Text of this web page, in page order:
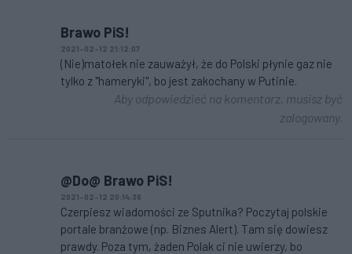
Brawo PiS!
2021-02-12 21:12:07
(Nie)matołek nie zauważył, że do Polski płynie gaz nie
tylko z "hameryki", bo jest zakochany w Putinie.
Aby odpowiedzieć na komentarz, musisz być
zalogowany.
@Do@ Brawo PiS!
2021-02-12 20:14:36
Czerpiesz wiadomości ze Sputnika? Poczytaj polskie
portale branżowe (np. Biznes Alert). Tam się dowiesz
prawdy. Poza tym, żaden Polak ci nie uwierzy, bo